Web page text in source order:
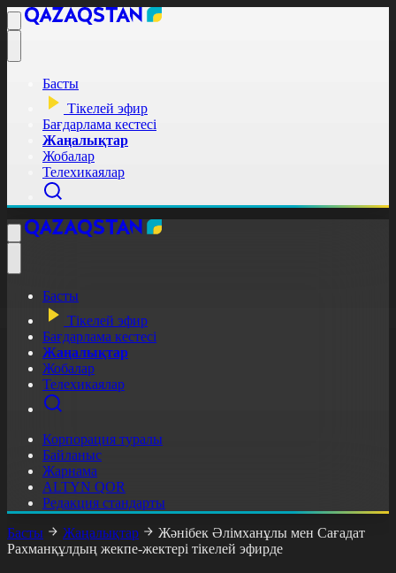
Басты
Тікелей эфир
Бағдарлама кестесі
Жаңалықтар
Жобалар
Телехикаялар
Басты
Тікелей эфир
Бағдарлама кестесі
Жаңалықтар
Жобалар
Телехикаялар
Корпорация туралы
Байланыс
Жарнама
ALTYN QOR
Редакция стандарты
Басты
Жаңалықтар
Жәнібек Әлімханұлы мен Сағадат
Рахманқұлдың жекпе-жектері тікелей эфирде